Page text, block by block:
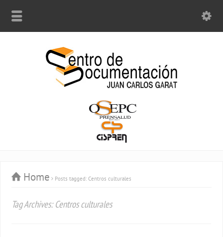
Home Posts tagged: Centros culturales
Tag Archives: Centros culturales